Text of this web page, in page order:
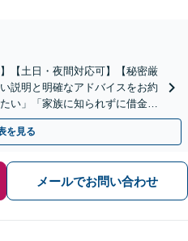
【土日・夜間対応可】【秘密厳
説明と明確なアドバイスをお約
い」「家族に知られずに借金を
い。
を見る
メールでお問い合わせ